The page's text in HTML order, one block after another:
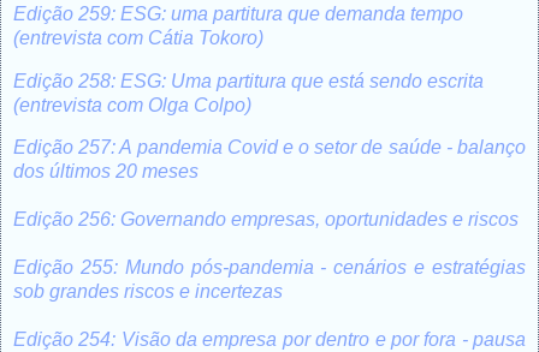
Edição 259: ESG: uma partitura que demanda tempo
(entrevista com Cátia Tokoro)
Edição 258: ESG: Uma partitura que está sendo escrita
(entrevista com Olga Colpo)
Edição 257: A pandemia Covid e o setor de saúde - balanço
dos últimos 20 meses
Edição 256: Governando empresas, oportunidades e riscos
Edição 255: Mundo pós-pandemia - cenários e estratégias
sob grandes riscos e incertezas
Edição 254: Visão da empresa por dentro e por fora - pausa